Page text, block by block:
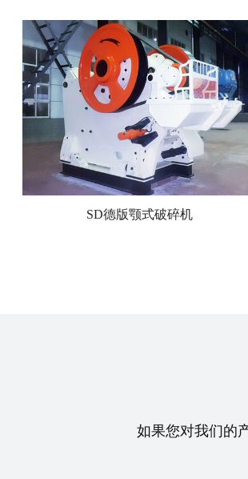
SD德版颚式破碎机
如果您对我们的